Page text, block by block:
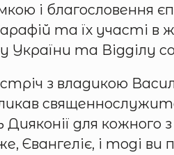
і благословення
та їх участі
України та Відділу
з владикою
для кожного
Євангеліє, і тоді